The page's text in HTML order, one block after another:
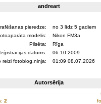
andreart
pieredze:
no 3 līdz 5 gadiem
modelis:
Nikon FM3a
Pilsēta:
Rīga
datums:
06.10.2009
reizi fotoblog.ninja:
01:09 08.07.2026
Autorsērija
2